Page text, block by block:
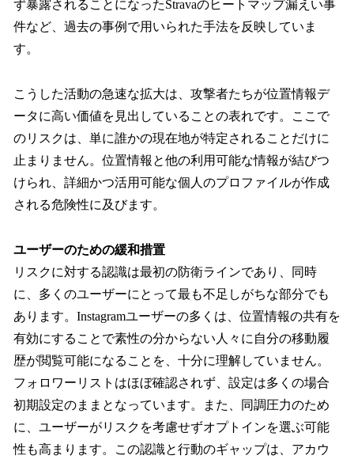
ず暴露されることになったStravaのヒートマップ漏えい事
件など、過去の事例で用いられた手法を反映していま
す。
こうした活動の急速な拡大は、攻撃者たちが位置情報デ
ータに高い価値を見出していることの表れです。ここで
のリスクは、単に誰かの現在地が特定されることだけに
止まりません。位置情報と他の利用可能な情報が結びつ
けられ、詳細かつ活用可能な個人のプロファイルが作成
される危険性に及びます。
ユーザーのための緩和措置
リスクに対する認識は最初の防衛ラインであり、同時
に、多くのユーザーにとって最も不足しがちな部分でも
あります。Instagramユーザーの多くは、位置情報の共有を
有効にすることで素性の分からない人々に自分の移動履
歴が閲覧可能になることを、十分に理解していません。
フォロワーリストはほぼ確認されず、設定は多くの場合
初期設定のままとなっています。また、同調圧力のため
に、ユーザーがリスクを考慮せずオプトインを選ぶ可能
性も高まります。この認識と行動のギャップは、アカウ